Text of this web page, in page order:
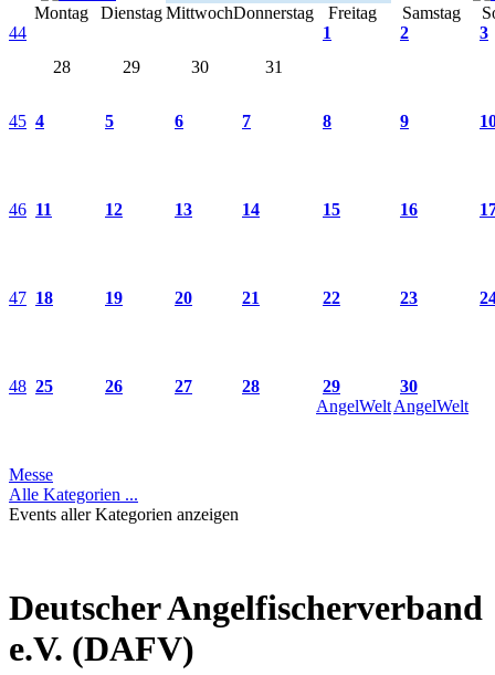
Montag
Dienstag MittwochDonnerstag Freitag Samstag
44
28
29 30 31
1 2 3
45 4 5 6 7 8 9
46 11 12 13 14 15 16
47 18 19 20 21 22 23
48 25 26 27 28
29
AngelWelt
30
AngelWelt
Messe
Alle Kategorien ...
Events aller Kategorien anzeigen
Deutscher Angelfischerverband
e.V. (DAFV)